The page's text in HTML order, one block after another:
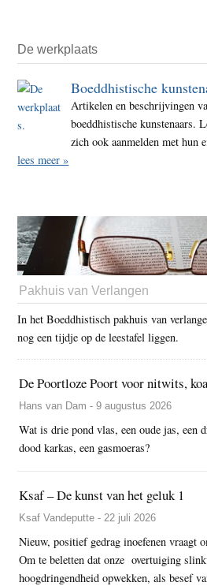
De werkplaats
Boeddhistische
Artikelen en beschrijvingen
boeddhistische kunstenaars.
zich ook aanmelden met hun
lees meer »
Pakhuis van Verlangen
In het Boeddhistisch pakhuis van
nog een tijdje op de leestafel liggen.
De Poortloze Poort voor nitwits,
Hans van Dam - 9 augustus 2026
Wat is drie pond vlas, een oude jas, een
dood karkas, een gasmoeras?
Ksaf – De kunst van het geluk 1
Ksaf Vandeputte - 22 juli 2026
Nieuw, positief gedrag inoefenen vraagt
Om te beletten dat onze overtuiging
hoogdringendheid opwekken, als besef